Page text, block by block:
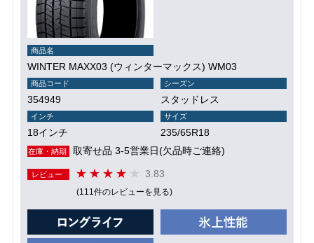
商品名
WINTER MAXX03 (ウィンターマックス) WM03
商品コード
354949
シーズン
スタッドレス
インチ
18インチ
サイズ
235/65R18
在庫・納期 取寄せ品 3-5営業日(欠品時ご連絡)
レビュー 3.83
(111件のレビューを見る)